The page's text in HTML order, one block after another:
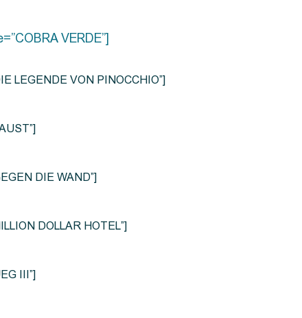
VERDE”]
LEGENDE VON PINOCCHIO”]
DIE WAND”]
DOLLAR HOTEL”]
III”]